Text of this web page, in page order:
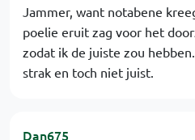
Jammer, want notabene
poelie eruit zag voor het
zodat ik de juiste zou
strak en toch niet juist.
Dan675